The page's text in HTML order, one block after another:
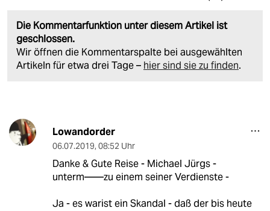
Die Kommentarfunktion unter diesem Artikel ist
geschlossen.
Wir öffnen die Kommentarspalte bei ausgewählten
Artikeln für etwa drei Tage – hier sind sie zu finden.
Lowandorder
06.07.2019, 08:52 Uhr
Danke & Gute Reise - Michael Jürgs -
unterm——zu einem seiner Verdienste -
Ja - es warist ein Skandal - daß der bis heute